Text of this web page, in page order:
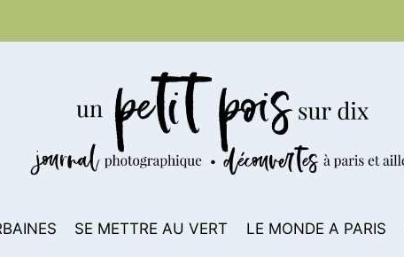
SE METTRE AU VERT LE MONDE A PARIS